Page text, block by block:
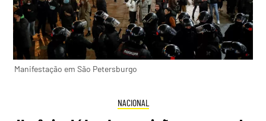
Manifestação em São Petersburgo
NACIONAL